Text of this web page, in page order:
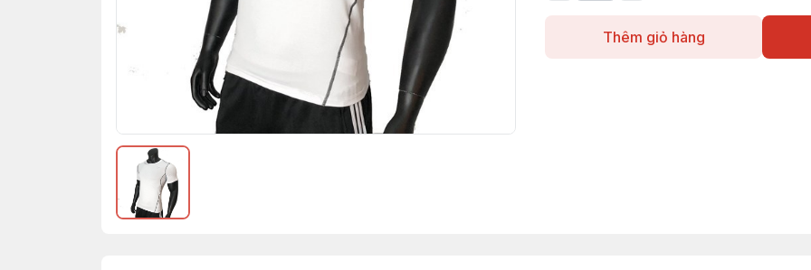
Thêm giỏ hàng